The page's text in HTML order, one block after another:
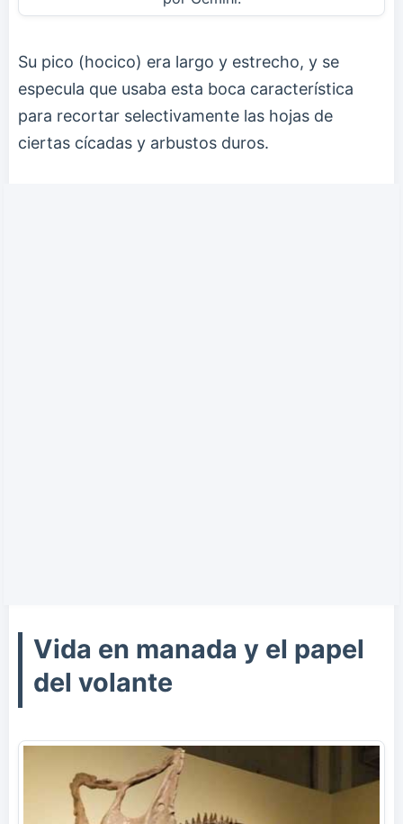
Su pico (hocico) era largo y estrecho, y se
especula que usaba esta boca característica
para recortar selectivamente las hojas de
ciertas cícadas y arbustos duros.
Vida en manada y el papel
del volante